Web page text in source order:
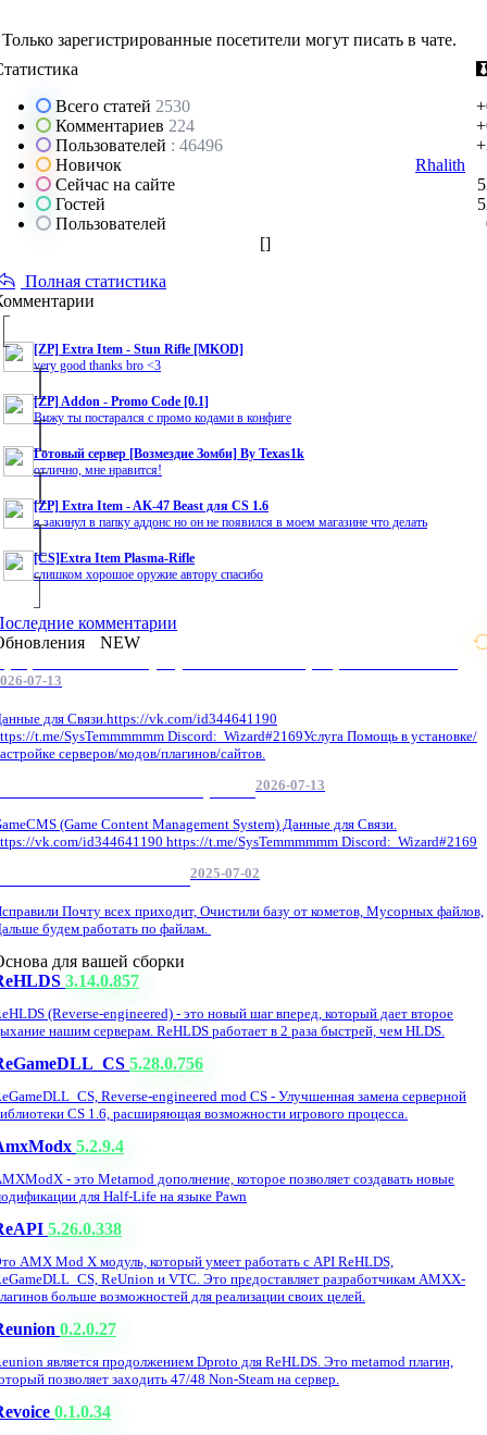
Только зарегистрированные посетители могут писать в чате.
Всего статей 2530
Комментариев 224
Пользователей : 46496
Новичок
Rhalith
Сейчас на сайте
Гостей
Пользователей
[]
Полная статистика
[ZP] Extra Item - Stun Rifle [MKOD]
very good thanks bro <3
[ZP] Addon - Promo Code [0.1]
Вижу ты постарался с промо кодами в конфиге
Готовый сервер [Возмездие Зомби] By Texas1k
отлично, мне нравится!
[ZP] Extra Item - AK-47 Beast для CS 1.6
я закинул в папку аддонс но он не появился в моем магазине что делать
[CS]Extra Item Plasma-Rifle
слишком хорошое оружие автору спасибо
комментарии
NEW
07-13
для Связи.https://vk.com/id344641190
t.me/SysTemmmmmm Discord: Wizard#2169Услуга Помощь в установке/
серверов/модов/плагинов/сайтов.
2026-07-13
(Game Content Management System) Данные для Связи.
vk.com/id344641190 https://t.me/SysTemmmmmm Discord: Wizard#2169
2025-07-02
Почту всех приходит, Очистили базу от кометов, Мусорных файлов,
будем работать по файлам.
для вашей сборки
3.14.0.857
(Reverse-engineered) - это новый шаг вперед, который дает второе
нашим серверам. ReHLDS работает в 2 раза быстрей, чем HLDS.
5.28.0.756
Reverse-engineered mod CS - Улучшенная замена серверной
CS 1.6, расширяющая возможности игрового процесса.
5.2.9.4
- это Metamod дополнение, которое позволяет создавать новые
для Half-Life на языке Pawn
5.26.0.338
AMX Mod X модуль, который умеет работать с API ReHLDS,
ReUnion и VTC. Это предоставляет разработчикам AMXX-
больше возможностей для реализации своих целей.
0.2.0.27
является продолжением Dproto для ReHLDS. Это metamod плагин,
позволяет заходить 47/48 Non-Steam на сервер.
0.1.0.34